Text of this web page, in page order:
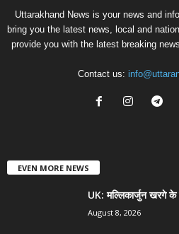
Uttarakhand News is your news and
bring you the latest news, local and
provide you with the latest breaking
Contact us:
EVEN MORE NEWS
UK: मल्लिकार्जुन खरगे के
August 8, 2026